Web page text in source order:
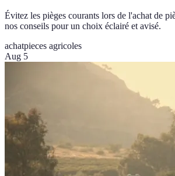
Évitez les pièges courants lors de l'achat de
nos conseils pour un choix éclairé et avisé.
achatpieces agricoles
Aug 5